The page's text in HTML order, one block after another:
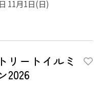
11月1日(日)
リートイルミ
2026